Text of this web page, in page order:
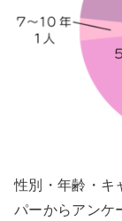
性別・年齢・キ
パーからアンケ